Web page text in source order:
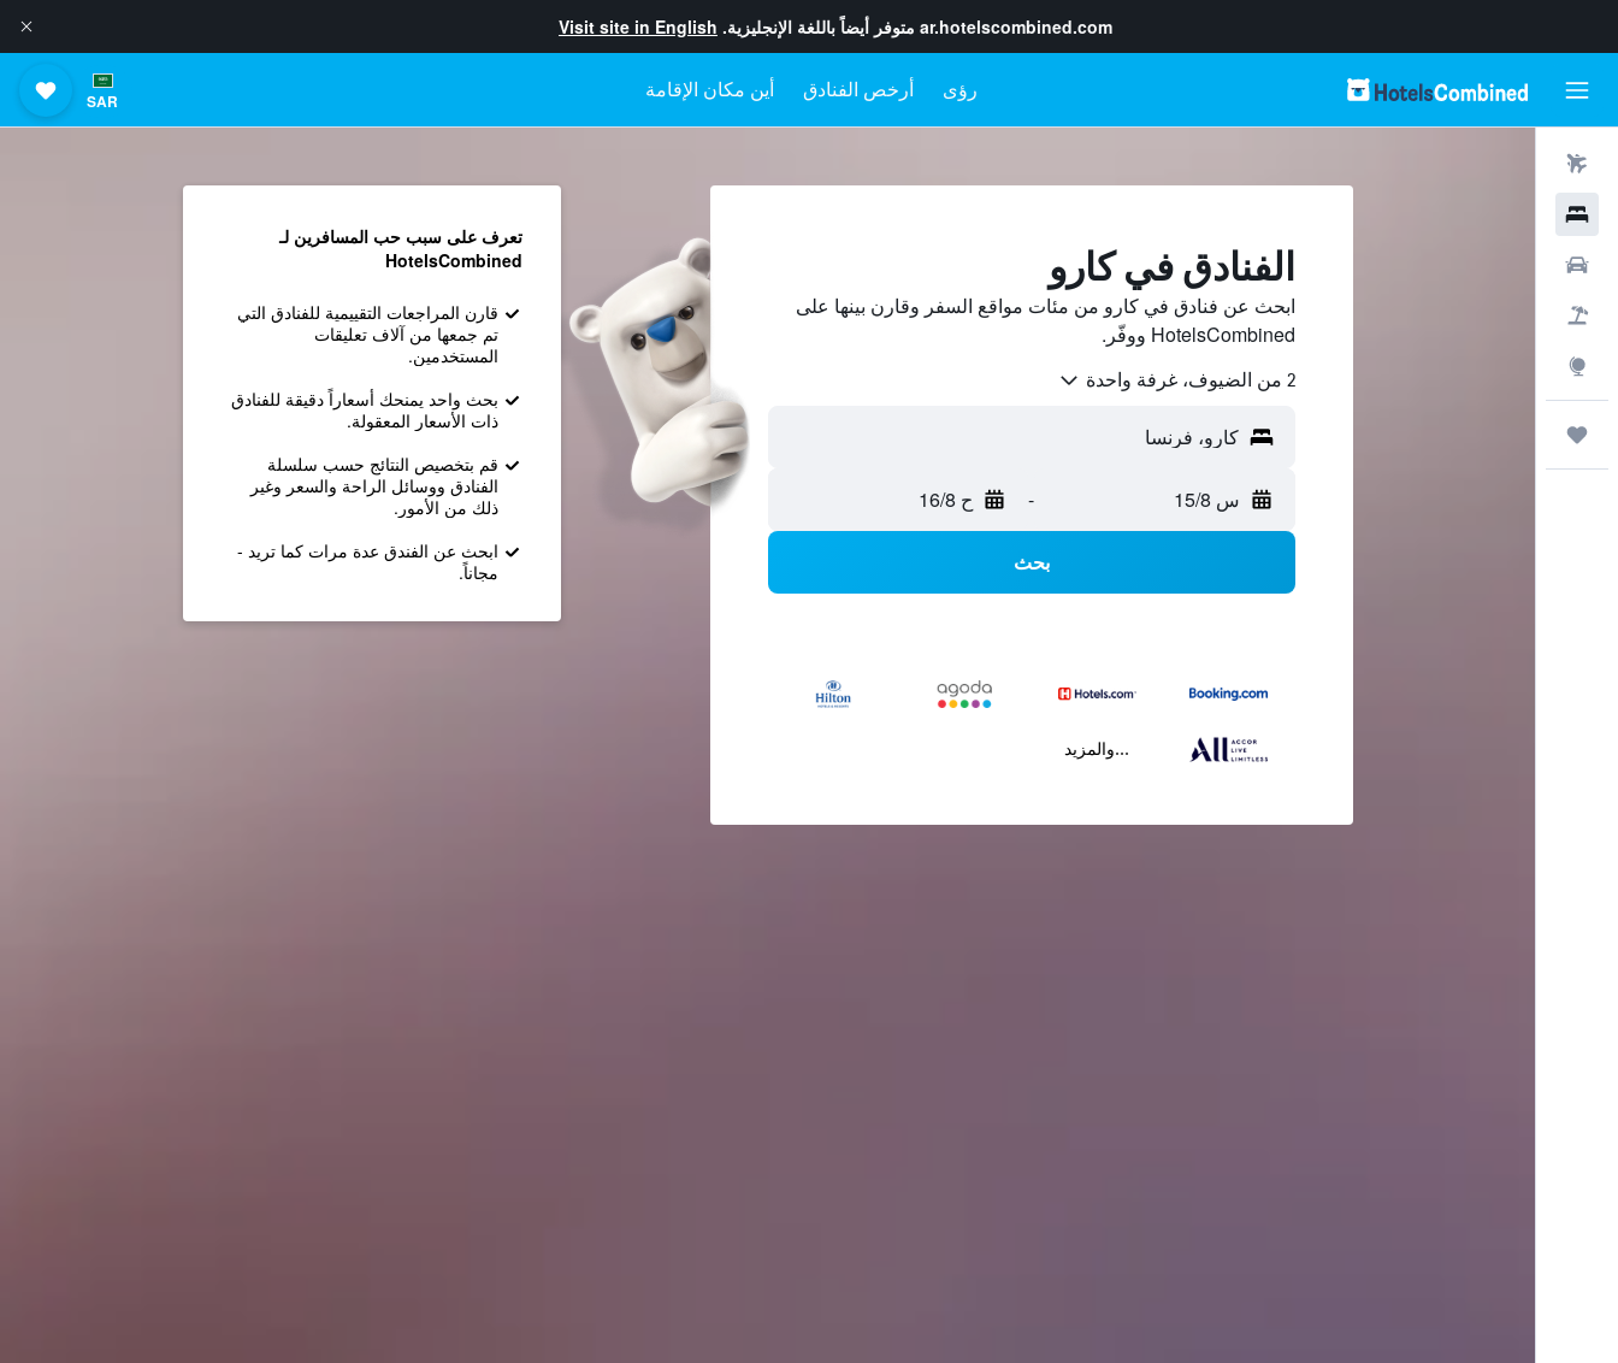
ar.hotelscombined.com متوفر أيضاً باللغة الإنجليزية. Visit site in English
رؤى أرخص الفنادق أين مكان الإقامة SAR
الفنادق في كارو
ابحث عن فنادق في كارو من مئات مواقع السفر وقارن بينها على
HotelsCombined ووفّر.
2 من الضيوف، غرفة واحدة
س 15/8 - ح 16/8
بحث
...والمزيد
تعرف على سبب حب المسافرين لـ
HotelsCombined
قارن المراجعات التقييمية للفنادق التي
تم جمعها من آلاف تعليقات
المستخدمين.
بحث واحد يمنحك أسعاراً دقيقة للفنادق
ذات الأسعار المعقولة.
قم بتخصيص النتائج حسب سلسلة
الفنادق ووسائل الراحة والسعر وغير
ذلك من الأمور.
ابحث عن الفندق عدة مرات كما تريد -
مجاناً.